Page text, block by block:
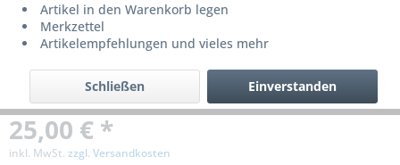
25,00 € *
inkl. MwSt. zzgl. Versandkosten
Artikel in den Warenkorb legen
Merkzettel
Artikelempfehlungen und vieles mehr
Einverstanden
Schließen